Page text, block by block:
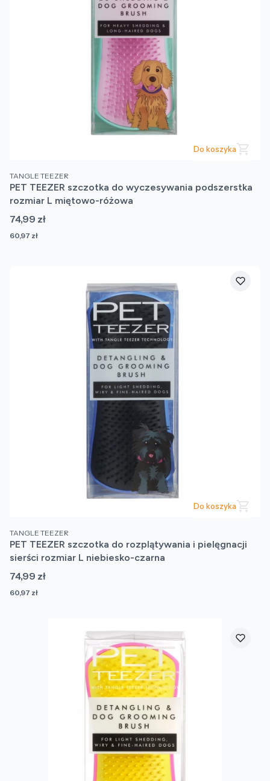
Do koszyka
PRODUCENT
TANGLE TEEZER
PET TEEZER szczotka do wyczesywania podszerstka
rozmiar L miętowo-różowa
Cena
74,99 zł
Cena
60,97 zł
Do koszyka
PRODUCENT
TANGLE TEEZER
PET TEEZER szczotka do rozplątywania i pielęgnacji
sierści rozmiar L niebiesko-czarna
Cena
74,99 zł
Cena
60,97 zł